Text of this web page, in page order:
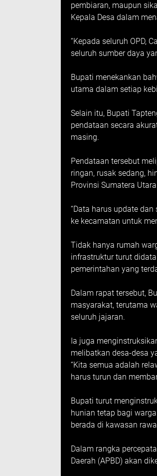
pembiaran, maupun
Kepala Desa dalam
“Kepada seluruh OPD,
seluruh sumber daya
Bupati menekankan
utama dalam setiap
Selain itu, Bupati
pendataan secara
masing.
Pendataan tersebut
ringan, rusak sedang,
Provinsi Sumatera
“Data harus update
ke kecamatan untuk
Tidak hanya rumah
infrastruktur turut
pemerintahan yang
Dalam rapat tersebut,
masyarakat, terutama
seluruh jajaran.
Ia juga
melibatkan desa-desa
“Kita semua adalah
harus turun dan
Bupati turut
hunian tetap bagi
berada di kawasan
Dalam rangka
Daerah (APBD) akan